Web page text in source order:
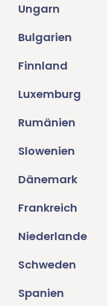
Ungarn
Bulgarien
Finnland
Luxemburg
Rumänien
Slowenien
Dänemark
Frankreich
Niederlande
Schweden
Spanien